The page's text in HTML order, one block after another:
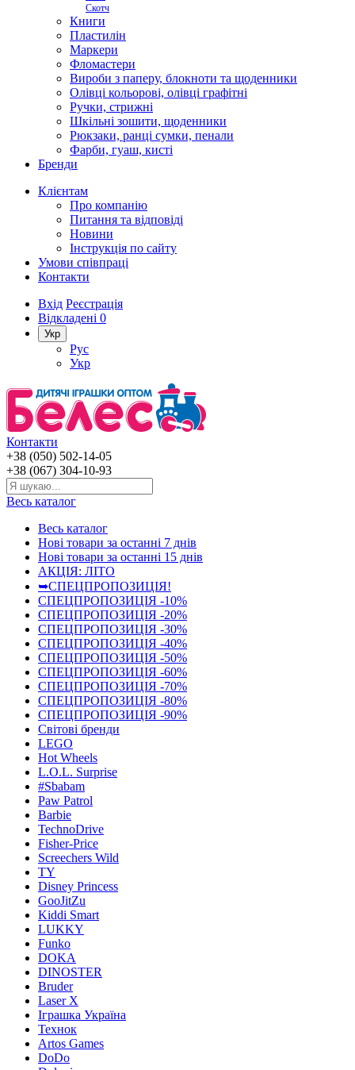
Скотч
Книги
Пластилін
Маркери
Фломастери
Вироби з паперу, блокноти та щоденники
Олівці кольорові, олівці графітні
Ручки, стрижні
Шкільні зошити, щоденники
Рюкзаки, ранці сумки, пенали
Фарби, гуаш, кисті
Бренди
Клієнтам
Про компанію
Питання та відповіді
Новини
Інструкція по сайту
Умови співпраці
Контакти
Вхід Реєстрація
Відкладені 0
Укр
Рус
Укр
Контакти
+38 (050) 502-14-05
+38 (067) 304-10-93
Весь каталог
Весь каталог
Нові товари за останнi 7 днiв
Нові товари за останнi 15 днiв
АКЦІЯ: ЛІТО
➥СПЕЦПРОПОЗИЦІЯ!
СПЕЦПРОПОЗИЦІЯ -10%
СПЕЦПРОПОЗИЦІЯ -20%
СПЕЦПРОПОЗИЦІЯ -30%
СПЕЦПРОПОЗИЦІЯ -40%
СПЕЦПРОПОЗИЦІЯ -50%
СПЕЦПРОПОЗИЦІЯ -60%
СПЕЦПРОПОЗИЦІЯ -70%
СПЕЦПРОПОЗИЦІЯ -80%
СПЕЦПРОПОЗИЦІЯ -90%
Світові бренди
LEGO
Hot Wheels
L.O.L. Surprise
#Sbabam
Paw Patrol
Barbie
TechnoDrive
Fisher-Price
Screechers Wild
TY
Disney Princess
GooJitZu
Kiddi Smart
LUKKY
Funko
DOKA
DINOSTER
Bruder
Laser X
Іграшка Україна
Технок
Artos Games
DoDo